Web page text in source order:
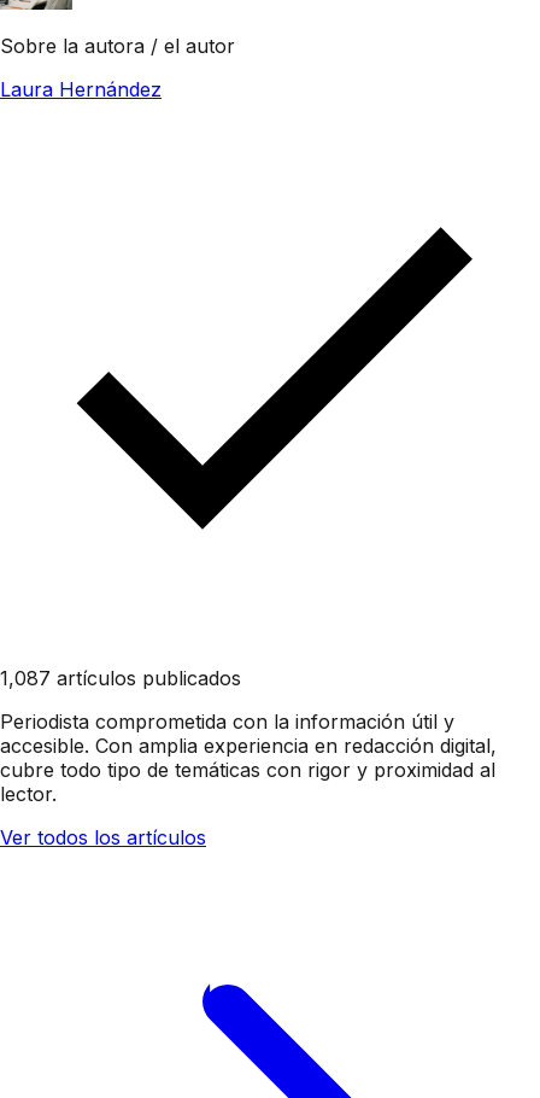
Sobre la autora / el autor
Laura Hernández
1,087 artículos publicados
Periodista comprometida con la información útil y
accesible. Con amplia experiencia en redacción digital,
cubre todo tipo de temáticas con rigor y proximidad al
lector.
Ver todos los artículos